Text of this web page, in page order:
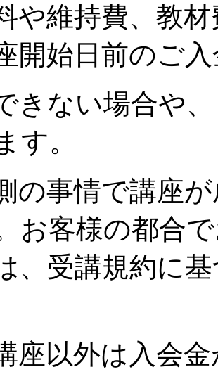
や維持費、教
開始日前のご
きない場合や
す。
の事情で講座
お客様の都合
、受講規約に
座以外は入会